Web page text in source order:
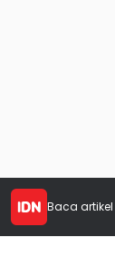
Baca artikel